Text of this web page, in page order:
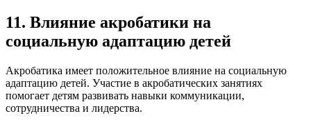
11. Влияние акробатики на
социальную адаптацию детей
Акробатика имеет положительное влияние на социальную
адаптацию детей. Участие в акробатических занятиях
помогает детям развивать навыки коммуникации,
сотрудничества и лидерства.